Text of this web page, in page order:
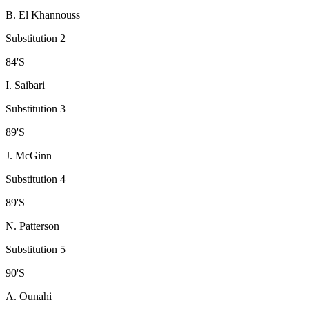
B. El Khannouss
Substitution 2
84'S
I. Saibari
Substitution 3
89'S
J. McGinn
Substitution 4
89'S
N. Patterson
Substitution 5
90'S
A. Ounahi